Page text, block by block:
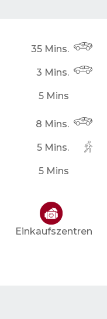
35 Mins.
3 Mins.
5 Mins
8 Mins.
5 Mins.
5 Mins
Einkaufszentren